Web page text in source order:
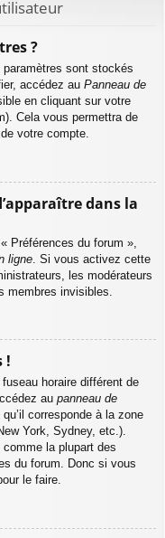
?
sont stockés
accédez au Panneau de
en cliquant sur votre
Cela vous permettra de
votre compte.
dans la
Préférences du forum »,
ligne . Si vous activez cette
les modérateurs
membres invisibles.
!
horaire différent de
au panneau de
corresponde à la zone
York, Sydney, etc.).
la plupart des
du forum. Donc si vous
le faire.